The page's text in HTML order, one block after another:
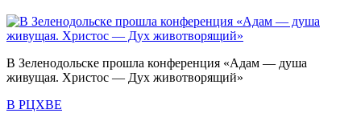
В Зеленодольске прошла конференция «Адам — душа
живущая. Христос — Дух животворящий»
В РЦХВЕ